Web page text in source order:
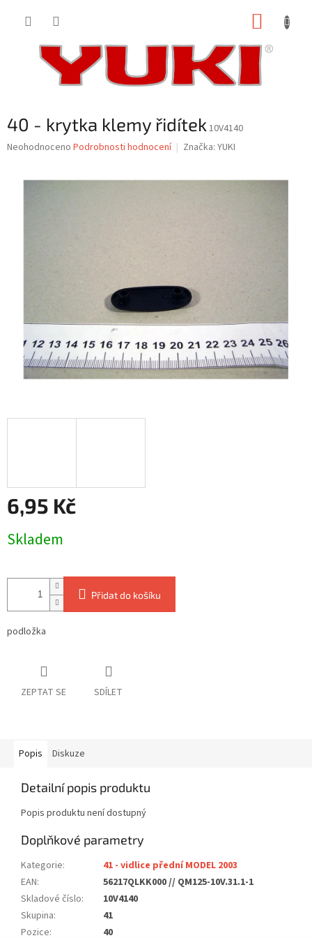
40 - krytka klemy řidítek 10V4140
Průměrné
Neohodnoceno Podrobnosti hodnocení Značka: YUKI
6,95 Kč
cena:
Skladem
Přidat do košíku
podložka
ZEPTAT SE SDÍLET
Popis Diskuze
Detailní popis produktu
Popis produktu není dostupný
Doplňkové parametry
Kategorie:
41 - vidlice přední MODEL 2003
EAN:
56217QLKK000 // QM125-10V.31.1-1
Skladové číslo:
10V4140
Skupina:
41
Pozice: 40